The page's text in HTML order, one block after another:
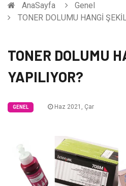
AnaSayfa
Genel
TONER DOLUMU HANGİ
TONER DOLUMU
YAPILIYOR?
GENEL Haz 2021, Çar